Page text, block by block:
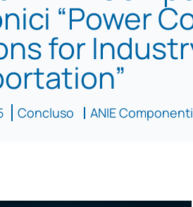
“Power
for
Concluso ANIE